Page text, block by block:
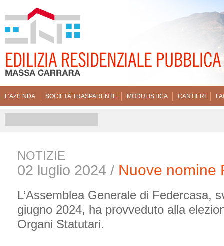
L’AZIENDA SOCIETÀ TRASPARENTE MODULISTICA CANTIERI
NOTIZIE
02 luglio 2024 / Nuove nomine
L’Assemblea Generale di Federcasa,
giugno 2024, ha provveduto alla
Organi Statutari.